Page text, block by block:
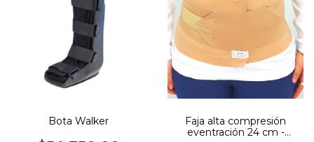
Bota Walker
Faja alta compresión
eventración 24 cm -